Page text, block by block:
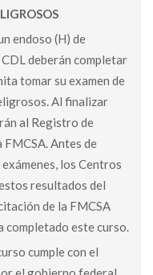
endoso (H) de
deberán completar
tomar su examen de
Al finalizar
al Registro de
Antes de
los Centros
resultados del
de la FMCSA
este curso.
cumple con el